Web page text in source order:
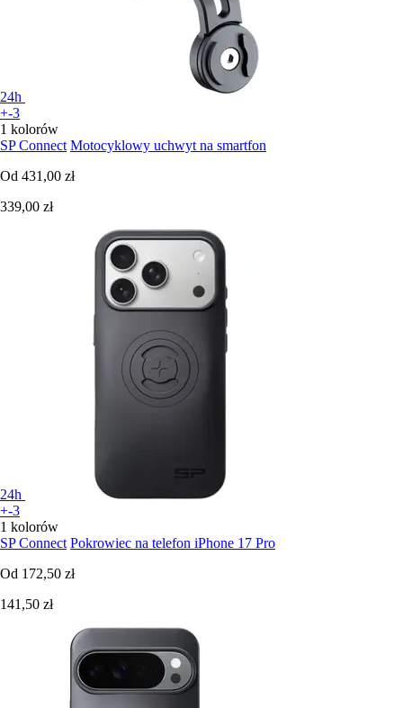
24h
+-3
1 kolorów
SP Connect Motocyklowy uchwyt na smartfon
Od 431,00 zł
339,00 zł
24h
+-3
1 kolorów
SP Connect Pokrowiec na telefon iPhone 17 Pro
Od 172,50 zł
141,50 zł